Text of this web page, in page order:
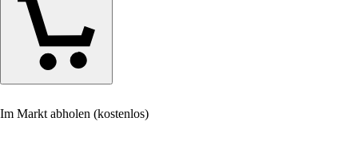
Im Markt abholen (kostenlos)